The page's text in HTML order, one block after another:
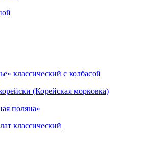
классический с колбасой
(Корейская морковка)
поляна»
классический